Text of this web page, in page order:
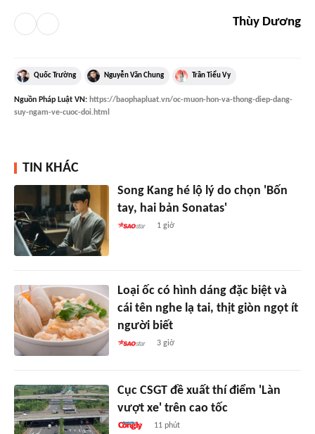
Thùy Dương
Quốc Trường Nguyễn Văn Chung Trần Tiểu Vy
Nguồn Pháp Luật VN: https://baophapluat.vn/oc-muon-hon-va-thong-diep-dang-
suy-ngam-ve-cuoc-doi.html
TIN KHÁC
Song Kang hé lộ lý do chọn 'Bốn
tay, hai bản Sonatas'
1 giờ
Loại ốc có hình dáng đặc biệt và
cái tên nghe lạ tai, thịt giòn ngọt ít
người biết
3 giờ
Cục CSGT đề xuất thí điểm 'Làn
vượt xe' trên cao tốc
11 phút